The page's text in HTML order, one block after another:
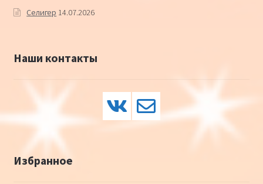
Селигер 14.07.2026
Наши контакты
Избранное